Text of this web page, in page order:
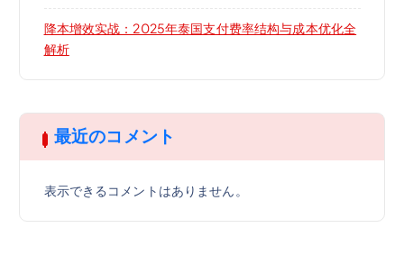
降本增效实战：2025年泰国支付费率结构与成本优化全
解析
最近のコメント
表示できるコメントはありません。